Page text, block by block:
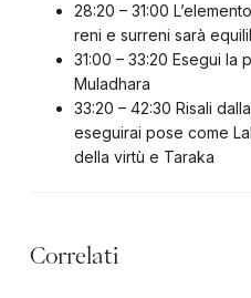
28:20 – 31:00
reni e surreni sarà
31:00 – 33:20 Esegui la
Muladhara
33:20 – 42:30 Risali
eseguirai pose come
della virtù e Taraka
Correlati